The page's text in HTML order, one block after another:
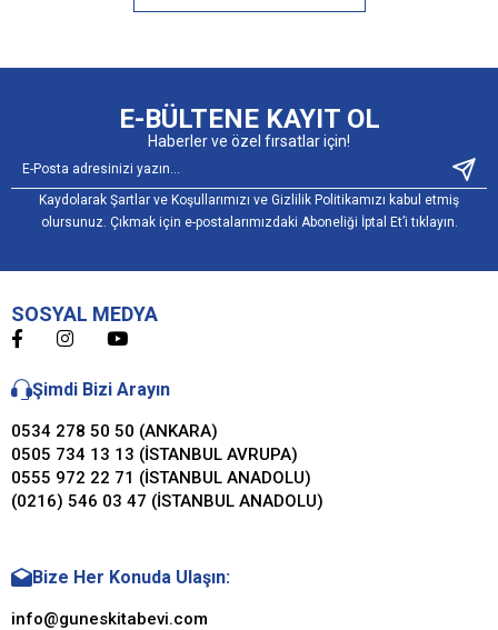
E-BÜLTENE KAYIT OL
Haberler ve özel fırsatlar için!
Kaydolarak Şartlar ve Koşullarımızı ve Gizlilik Politikamızı kabul etmiş
olursunuz. Çıkmak için e-postalarımızdaki Aboneliği İptal Et’i tıklayın.
SOSYAL MEDYA
Şimdi Bizi Arayın
0534 278 50 50 (ANKARA)
0505 734 13 13 (İSTANBUL AVRUPA)
0555 972 22 71 (İSTANBUL ANADOLU)
(0216) 546 03 47 (İSTANBUL ANADOLU)
Bize Her Konuda Ulaşın:
info@guneskitabevi.com